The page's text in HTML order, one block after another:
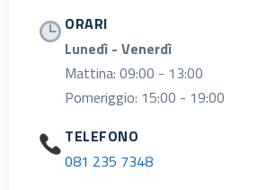
ORARI
Lunedì - Venerdì
Mattina: 09:00 - 13:00
Pomeriggio: 15:00 - 19:00
TELEFONO
081 235 7348